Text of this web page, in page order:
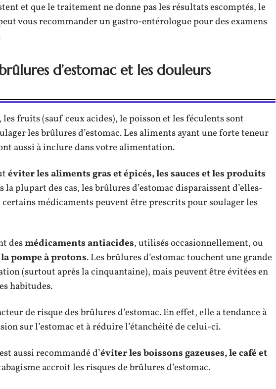
et que le traitement ne donne pas les résultats escomptés, le
vous recommander un gastro-entérologue pour des examens
d’estomac et les douleurs
les fruits (sauf ceux acides), le poisson et les féculents sont
les brûlures d’estomac. Les aliments ayant une forte teneur
aussi à inclure dans votre alimentation.
éviter les aliments gras et épicés, les sauces et les produits
la plupart des cas, les brûlures d’estomac disparaissent d’elles-
certains médicaments peuvent être prescrits pour soulager les
desmédicaments antiacides, utilisés occasionnellement, ou
pompe à protons. Les brûlures d’estomac touchent une grande
(surtout après la cinquantaine), mais peuvent être évitées en
habitudes.
de risque des brûlures d’estomac. En effet, elle a tendance à
sur l’estomac et à réduire l’étanchéité de celui-ci.
aussi recommandé d’éviter les boissons gazeuses, le café et
accroit les risques de brûlures d’estomac.